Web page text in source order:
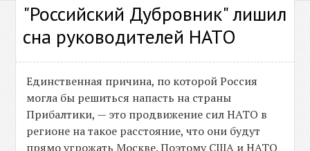
"Российский Дубровник" лишил
сна руководителей НАТО
Единственная причина, по которой Россия
могла бы решиться напасть на страны
Прибалтики, — это продвижение сил НАТО в
регионе на такое расстояние, что они будут
прямо угрожать Москве. Поэтому США и НАТО